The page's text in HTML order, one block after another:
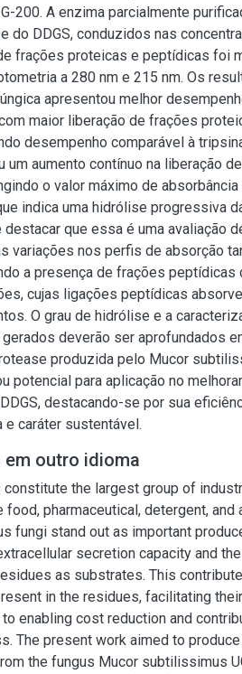
200. A enzima parcialmente
do DDGS, conduzidos nas
frações proteicas e peptídicas foi
a 280 nm e 215 nm. Os
apresentou melhor
maior liberação de frações
desempenho comparável à
um aumento contínuo na liberação
o valor máximo de
indica uma hidrólise progressiva
destacar que essa é uma avaliação
variações nos perfis de absorção
a presença de frações
cujas ligações peptídicas
O grau de hidrólise e a
deverão ser aprofundados
produzida pelo Mucor
potencial para aplicação no
destacando-se por sua
e caráter sustentável.
em outro idioma
the largest group of
food, pharmaceutical, detergent, and
fungi stand out as important
secretion capacity and
as substrates. This
in the residues, facilitating
enabling cost reduction and
The present work aimed to
the fungus Mucor subtilissimus